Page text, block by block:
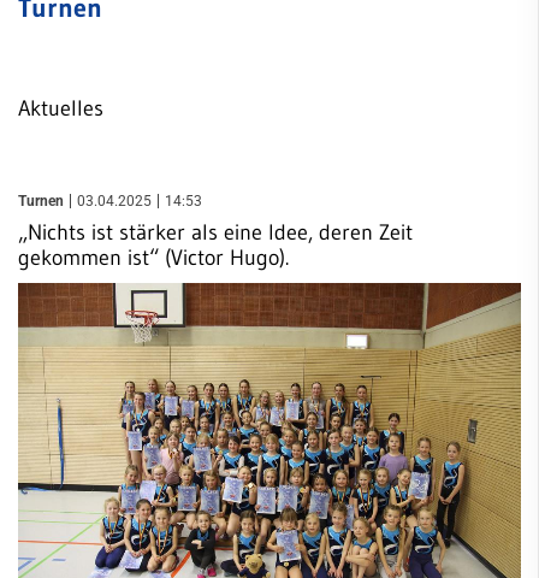
Turnen
Aktuelles
Turnen 03.04.2025 14:53
„Nichts ist stärker als eine Idee, deren Zeit
gekommen ist“ (Victor Hugo).
Fußball
JuJutsu
Kegeln
Leichtathletik
Schach
Segeln
Speichensport
Tennis
Tennisschule
die nachfolgenden Schaltflächen wählen.
Quicklinks
Sportangebote
Abteilungen
Angebote mobile
Angebote SportWelt
mobile
Kinder & Jugendliche